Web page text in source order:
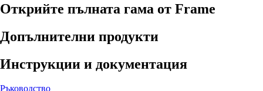
Открийте пълната гама от Frame
Допълнителни продукти
Инструкции и документация
Ръководство